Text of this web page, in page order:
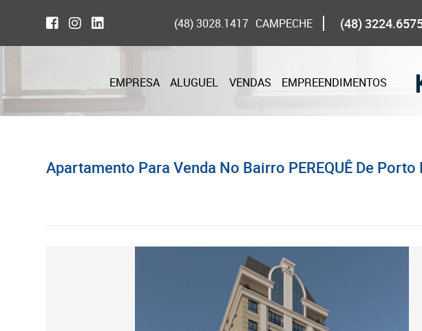
(48) 3028.1417 CAMPECHE (48)
EMPRESA ALUGUEL VENDAS EMPREENDIMENTOS
Apartamento Para Venda No Bairro PEREQUÊ De